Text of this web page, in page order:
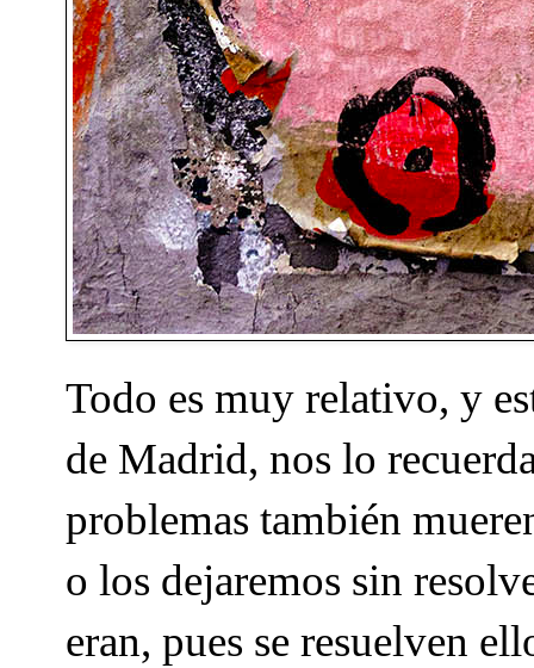
Todo es muy relativo, y
de Madrid, nos lo
problemas también
o los dejaremos sin
eran, pues se resuelven